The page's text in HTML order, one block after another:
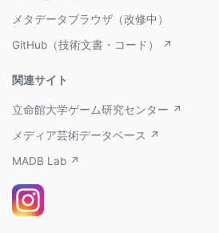
メタデータブラウザ（改修中）
GitHub（技術文書・コード） ↗
関連サイト
立命館大学ゲーム研究センター ↗
メディア芸術データベース ↗
MADB Lab ↗